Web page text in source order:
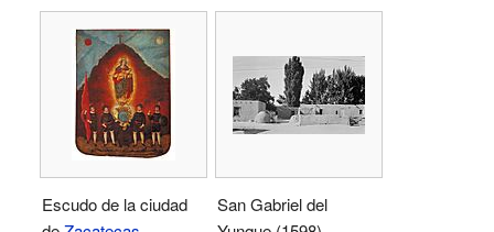
Escudo de la ciudad
San Gabriel del